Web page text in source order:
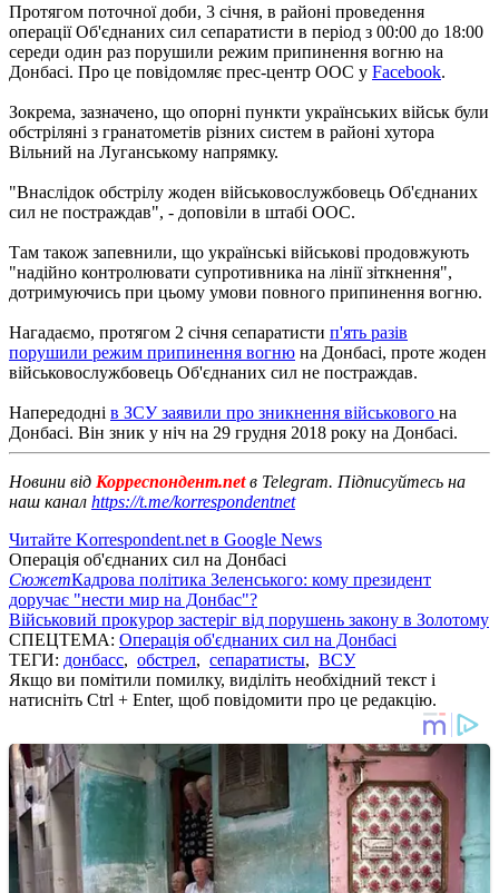
Протягом поточної доби, 3 січня, в районі проведення
операції Об'єднаних сил сепаратисти в період з 00:00 до 18:00
середи один раз порушили режим припинення вогню на
Донбасі. Про це повідомляє прес-центр ООС у Facebook.
Зокрема, зазначено, що опорні пункти українських військ були
обстріляні з гранатометів різних систем в районі хутора
Вільний на Луганському напрямку.
"Внаслідок обстрілу жоден військовослужбовець Об'єднаних
сил не постраждав", - доповіли в штабі ООС.
Там також запевнили, що українські військові продовжують
"надійно контролювати супротивника на лінії зіткнення",
дотримуючись при цьому умови повного припинення вогню.
Нагадаємо, протягом 2 січня сепаратисти п'ять разів
порушили режим припинення вогню на Донбасі, проте жоден
військовослужбовець Об'єднаних сил не постраждав.
Напередодні в ЗСУ заявили про зникнення військового на
Донбасі. Він зник у ніч на 29 грудня 2018 року на Донбасі.
Новини від Корреспондент.netв Telegram. Підписуйтесь на
наш канал https://t.me/korrespondentnet
Читайте Korrespondent.net в Google News
Операція об'єднаних сил на Донбасі
СюжетКадрова політика Зеленського: кому президент
доручає "нести мир на Донбас"?
Військовий прокурор застеріг від порушень закону в Золотому
СПЕЦТЕМА: Операція об'єднаних сил на Донбасі
ТЕГИ: донбасс, обстрел, сепаратисты, ВСУ
Якщо ви помітили помилку, виділіть необхідний текст і
натисніть Ctrl + Enter, щоб повідомити про це редакцію.